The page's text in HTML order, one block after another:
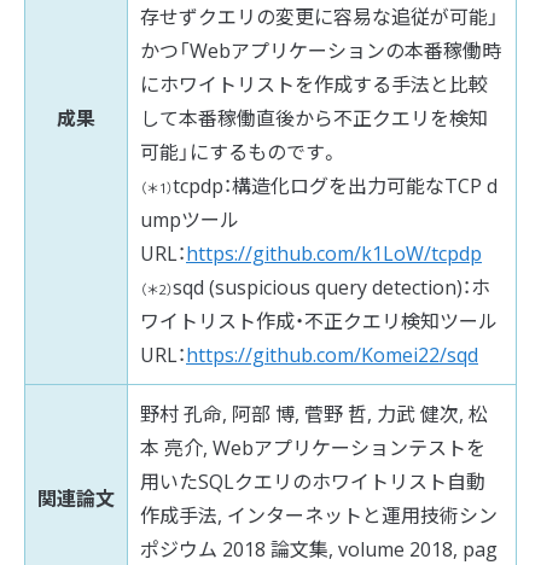
成果
存せずクエリの変更に容易な追従が可能」
かつ「Webアプリケーションの本番稼働時
にホワイトリストを作成する手法と比較
して本番稼働直後から不正クエリを検知
可能」にするものです。
（＊1）tcpdp：構造化ログを出力可能なTCP d
umpツール
URL：https://github.com/k1LoW/tcpdp
（＊2）sqd (suspicious query detection)：ホ
ワイトリスト作成・不正クエリ検知ツール
URL：https://github.com/Komei22/sqd
関連論文
野村 孔命, 阿部 博, 菅野 哲, 力武 健次, 松
本 亮介, Webアプリケーションテストを
用いたSQLクエリのホワイトリスト自動
作成手法, インターネットと運用技術シン
ポジウム 2018 論文集, volume 2018, pag